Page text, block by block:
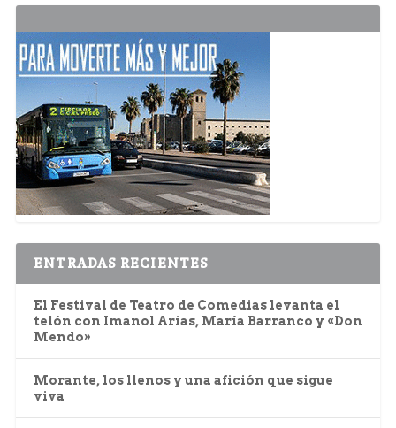
ENTRADAS RECIENTES
El Festival de Teatro de Comedias levanta el
telón con Imanol Arias, María Barranco y «Don
Mendo»
Morante, los llenos y una afición que sigue
viva